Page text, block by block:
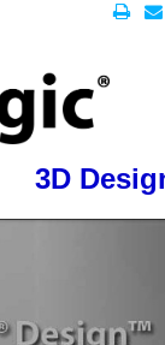
3D